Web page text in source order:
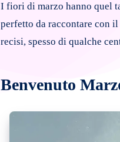
I fiori di marzo hanno quel
perfetto da raccontare con
recisi, spesso di qualche
Benvenuto